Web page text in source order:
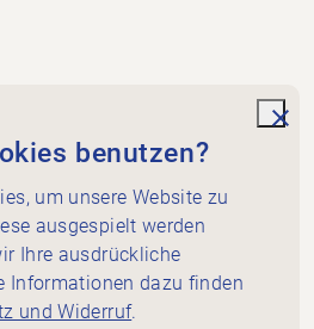
benutzen?
um unsere Website zu
ausgespielt werden
Ihre ausdrückliche
Informationen dazu finden
und Widerruf.